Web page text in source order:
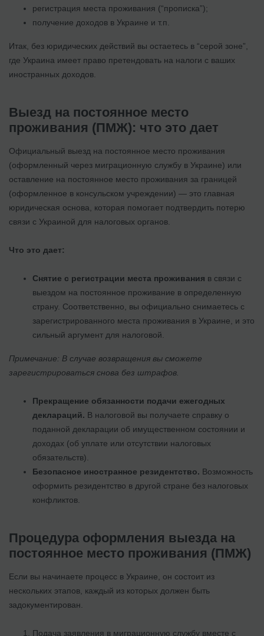
регистрация места проживания (“прописка”);
получение доходов в Украине и т.п.
Итак, без юридических действий вы остаетесь в “серой зоне”,
где Украина имеет право претендовать на налоги с ваших
иностранных доходов.
Выезд на постоянное место
проживания (ПМЖ): что это дает
Официальный выезд на постоянное место проживания
(оформленный через миграционную службу в Украине) или
оставление на постоянное место проживания за границей
(оформленное в консульском учреждении) — это главная
юридическая основа, которая помогает подтвердить потерю
связи с Украиной для налоговых органов.
Что это дает:
Снятие с регистрации места проживания в связи с
выездом на постоянное проживание в определенную
страну. Соответственно, вы официально снимаетесь с
зарегистрированного места проживания в Украине, и это
сильный аргумент для налоговой.
Примечание: В случае возвращения вы сможете
зарегистрироваться снова без штрафов.
Прекращение обязанности подачи ежегодных
деклараций. В налоговой вы получаете справку о
поданной декларации об имущественном состоянии и
доходах (об уплате или отсутствии налоговых
обязательств).
Безопасное иностранное резидентство. Возможность
оформить резидентство в другой стране без налоговых
конфликтов.
Процедура оформления выезда на
постоянное место проживания (ПМЖ)
Если вы начинаете процесс в Украине, он состоит из
нескольких этапов, каждый из которых должен быть
задокументирован.
Подача заявления в миграционную службу вместе с